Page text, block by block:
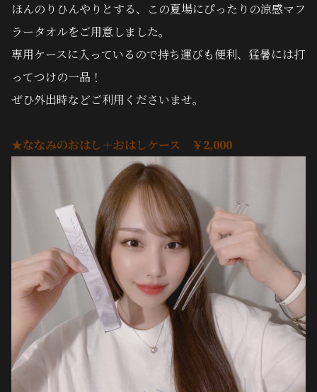
ほんのりひんやりとする、
この夏場にぴったりの涼感マフ
ラータオルをご用意しました。
専用ケースに入っているので持ち運びも便利、猛暑には打
ってつけの一品！
ぜひ外出時などご利用くださいませ。
★ななみのおはし＋おはしケース ￥2,000